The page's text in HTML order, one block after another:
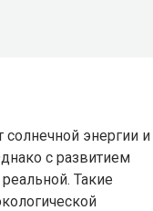
солнечной энергии и
с развитием
Такие